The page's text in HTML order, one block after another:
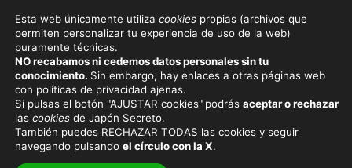
TSURUGAOKA
HACHIMANGŪ
Esta web únicamente utiliza cookies propias (archivos que
permiten personalizar tu experiencia de uso de la web)
puramente técnicas.
NO recabamos ni cedemos datos personales sin tu
conocimiento. Sin embargo, hay enlaces a otras páginas web
con políticas de privacidad ajenas.
Si pulsas el botón "AJUSTAR cookies" podrás aceptar o rechazar
las cookies de Japón Secreto.
También puedes RECHAZAR TODAS las cookies y seguir
navegando pulsando el círculo con la X.